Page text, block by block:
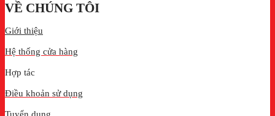
VỀ CHÚNG TÔI
Giới thiệu
Hệ thống cửa hàng
Hợp tác
Điều khoản sử dụng